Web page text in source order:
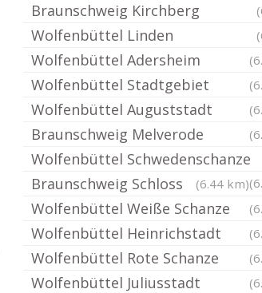
Braunschweig Kirchberg
Wolfenbüttel Linden
Wolfenbüttel Adersheim
Wolfenbüttel Stadtgebiet
Wolfenbüttel Auguststadt
Braunschweig Melverode
Wolfenbüttel Schwedenschanze
Braunschweig Schloss (6.44 km)
Wolfenbüttel Weiße Schanze
Wolfenbüttel Heinrichstadt
Wolfenbüttel Rote Schanze
Wolfenbüttel Juliusstadt